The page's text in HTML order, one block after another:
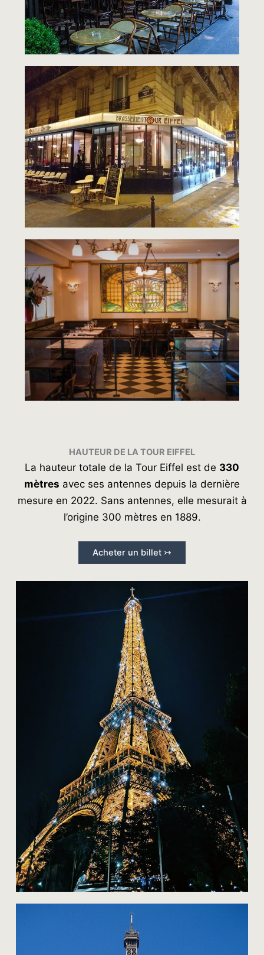
HAUTEUR DE LA TOUR EIFFEL
La hauteur totale de la Tour Eiffel est de 330
mètres avec ses antennes depuis la dernière
mesure en 2022. Sans antennes, elle mesurait à
l’origine 300 mètres en 1889.
Acheter un billet ↣